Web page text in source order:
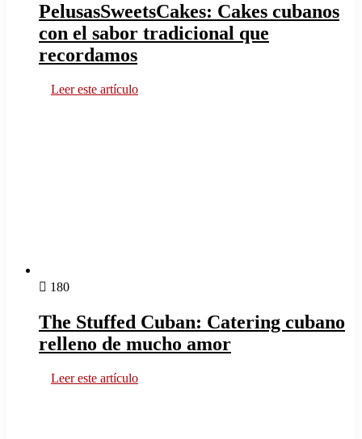
PelusasSweetsCakes: Cakes cubanos
con el sabor tradicional que
recordamos
Leer este artículo
180
The Stuffed Cuban: Catering cubano
relleno de mucho amor
Leer este artículo